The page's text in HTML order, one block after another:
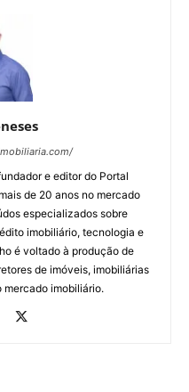
e editor do Portal
de 20 anos no mercado
especializados sobre
imobiliário, tecnologia e
é voltado à produção de
de imóveis, imobiliárias
mercado imobiliário.